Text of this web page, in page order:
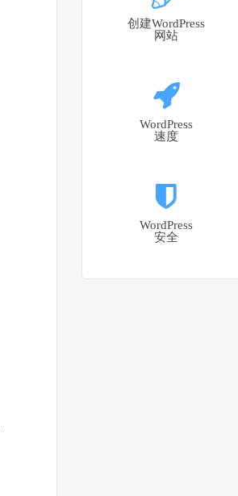
创建WordPress
网站
WordPress
速度
WordPress
安全